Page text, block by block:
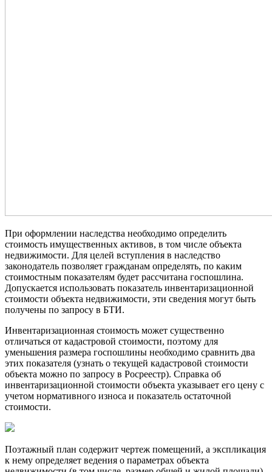
При оформлении наследства необходимо определить
стоимость имущественных активов, в том числе объекта
недвижимости. Для целей вступления в наследство
законодатель позволяет гражданам определять, по каким
стоимостным показателям будет рассчитана госпошлина.
Допускается использовать показатель инвентаризационной
стоимости объекта недвижимости, эти сведения могут быть
получены по запросу в БТИ.
Инвентаризационная стоимость может существенно
отличаться от кадастровой стоимости, поэтому для
уменьшения размера госпошлины необходимо сравнить два
этих показателя (узнать о текущей кадастровой стоимости
объекта можно по запросу в Росреестр). Справка об
инвентаризационной стоимости объекта указывает его цену с
учетом нормативного износа и показатель остаточной
стоимости.
Поэтажный план содержит чертеж помещений, а экспликация
к нему определяет ведения о параметрах объекта